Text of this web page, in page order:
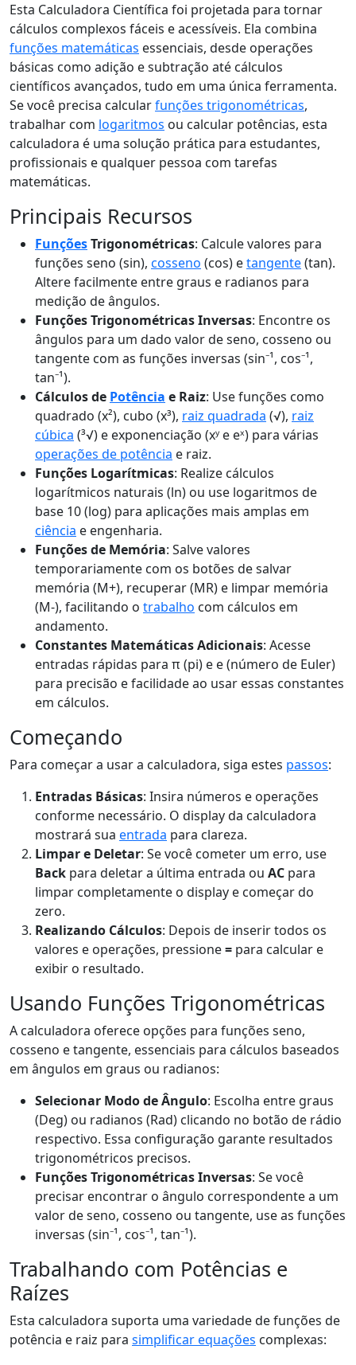
Esta Calculadora Científica foi projetada para tornar
cálculos complexos fáceis e acessíveis. Ela combina
funções matemáticas essenciais, desde operações
básicas como adição e subtração até cálculos
científicos avançados, tudo em uma única ferramenta.
Se você precisa calcularfunções trigonométricas,
trabalhar com logaritmos ou calcular potências, esta
calculadora é uma solução prática para estudantes,
profissionais e qualquer pessoa com tarefas
matemáticas.
Principais Recursos
FunçõesTrigonométricas: Calcule valores para
funções seno (sin), cosseno (cos) etangente(tan).
Altere facilmente entre graus e radianos para
medição de ângulos.
Funções Trigonométricas Inversas: Encontre os
ângulos para um dado valor de seno, cosseno ou
tangente com as funções inversas (sin⁻¹, cos⁻¹,
tan⁻¹).
Cálculos de Potência e Raiz: Use funções como
quadrado (x²), cubo (x³), raiz quadrada (√), raiz
cúbica (³√) e exponenciação (xʸ e eˣ) para várias
operações de potência e raiz.
Funções Logarítmicas: Realize cálculos
logarítmicos naturais (ln) ou use logaritmos de
base 10 (log) para aplicações mais amplas em
ciência e engenharia.
Funções de Memória: Salve valores
temporariamente com os botões de salvar
memória (M+), recuperar (MR) e limpar memória
(M-), facilitando o trabalho com cálculos em
andamento.
Constantes Matemáticas Adicionais: Acesse
entradas rápidas para π (pi) e e (número de Euler)
para precisão e facilidade ao usar essas constantes
em cálculos.
Começando
Para começar a usar a calculadora, siga estes passos:
Entradas Básicas: Insira números e operações
conforme necessário. O display da calculadora
mostrará sua entrada para clareza.
Limpar e Deletar: Se você cometer um erro, use
Back para deletar a última entrada ou AC para
limpar completamente o display e começar do
zero.
Realizando Cálculos: Depois de inserir todos os
valores e operações, pressione= para calcular e
exibir o resultado.
Usando Funções Trigonométricas
A calculadora oferece opções para funções seno,
cosseno e tangente, essenciais para cálculos baseados
em ângulos em graus ou radianos:
Selecionar Modo de Ângulo: Escolha entre graus
(Deg) ou radianos (Rad) clicando no botão de rádio
respectivo. Essa configuração garante resultados
trigonométricos precisos.
Funções Trigonométricas Inversas: Se você
precisar encontrar o ângulo correspondente a um
valor de seno, cosseno ou tangente, use as funções
inversas (sin⁻¹, cos⁻¹, tan⁻¹).
Trabalhando com Potências e
Raízes
Esta calculadora suporta uma variedade de funções de
potência e raiz para simplificar equações complexas: